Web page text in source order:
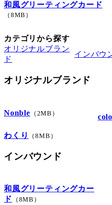
和風グリーティングカード
（8MB）
カテゴリから探す
オリジナルブラン
ド
インバウ
オリジナルブランド
Nonble （2MB）
わくり （8MB）
インバウンド
和風グリーティングカー
ド
（8MB）